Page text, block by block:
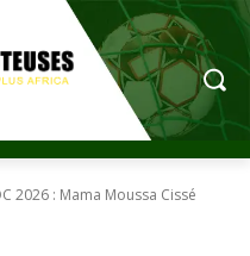
2026 : Mama Moussa Cissé